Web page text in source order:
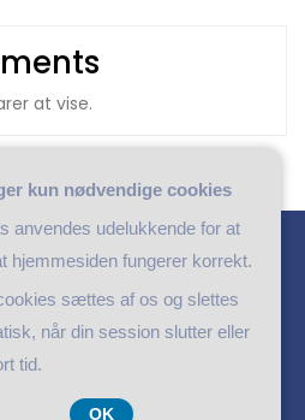
at vise.
kun nødvendige cookies
anvendes udelukkende for at
hjemmesiden fungerer korrekt.
sættes af os og slettes
når din session slutter eller
tid.
OK